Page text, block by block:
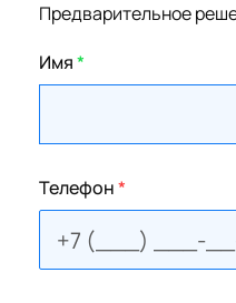
Предварительное
Имя*
Телефон*